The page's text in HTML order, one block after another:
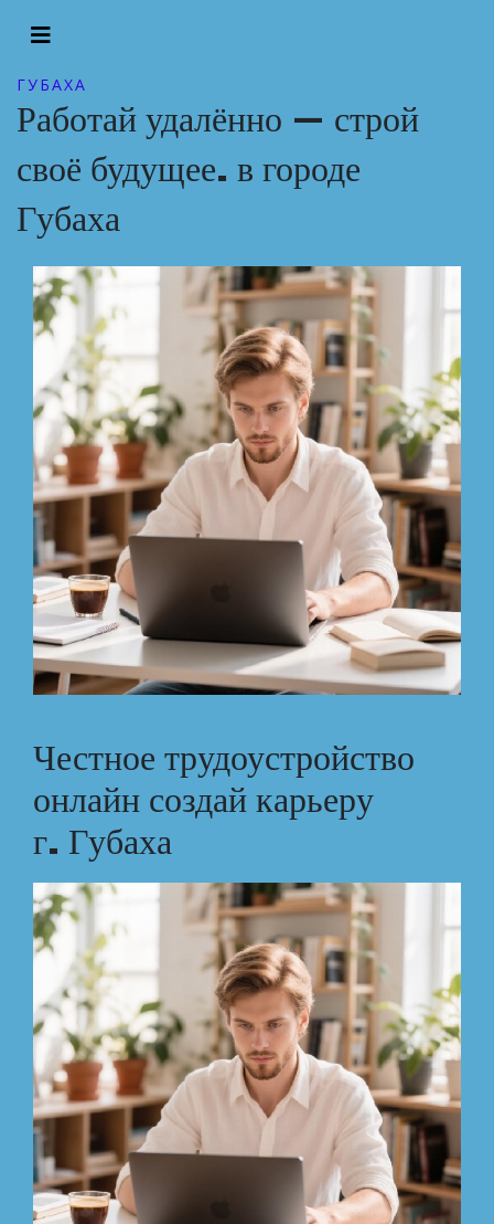
ГУБАХА
Работай удалённо — строй
своё будущее. в городе
Губаха
Честное трудоустройство
онлайн создай карьеру
г. Губаха